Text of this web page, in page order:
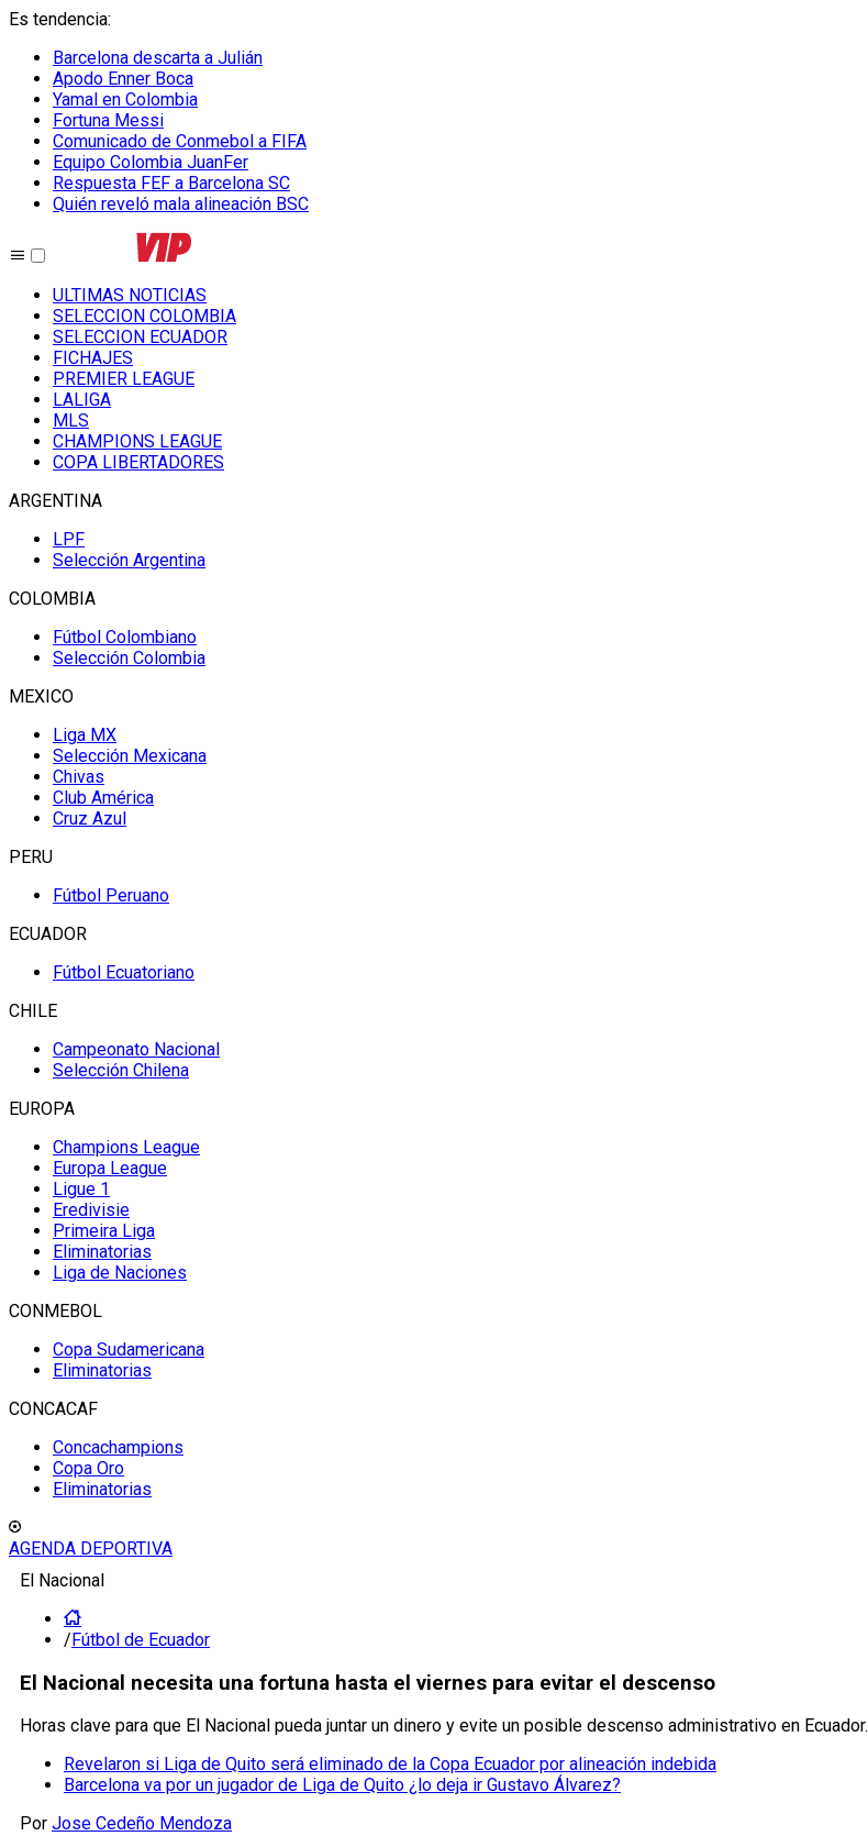
Es tendencia:
Barcelona descarta a Julián
Apodo Enner Boca
Yamal en Colombia
Fortuna Messi
Comunicado de Conmebol a FIFA
Equipo Colombia JuanFer
Respuesta FEF a Barcelona SC
Quién reveló mala alineación BSC
ULTIMAS NOTICIAS
SELECCION COLOMBIA
SELECCION ECUADOR
FICHAJES
PREMIER LEAGUE
LALIGA
MLS
CHAMPIONS LEAGUE
COPA LIBERTADORES
ARGENTINA
LPF
Selección Argentina
COLOMBIA
Fútbol Colombiano
Selección Colombia
MEXICO
Liga MX
Selección Mexicana
Chivas
Club América
Cruz Azul
PERU
Fútbol Peruano
ECUADOR
Fútbol Ecuatoriano
CHILE
Campeonato Nacional
Selección Chilena
EUROPA
Champions League
Europa League
Ligue 1
Eredivisie
Primeira Liga
Eliminatorias
Liga de Naciones
CONMEBOL
Copa Sudamericana
Eliminatorias
CONCACAF
Concachampions
Copa Oro
Eliminatorias
AGENDA DEPORTIVA
El Nacional
/Fútbol de Ecuador
El Nacional necesita una fortuna hasta el viernes para evitar el descenso
Horas clave para que El Nacional pueda juntar un dinero y evite un posible descenso administrativo en Ecuador.
Revelaron si Liga de Quito será eliminado de la Copa Ecuador por alineación indebida
Barcelona va por un jugador de Liga de Quito ¿lo deja ir Gustavo Álvarez?
Por Jose Cedeño Mendoza